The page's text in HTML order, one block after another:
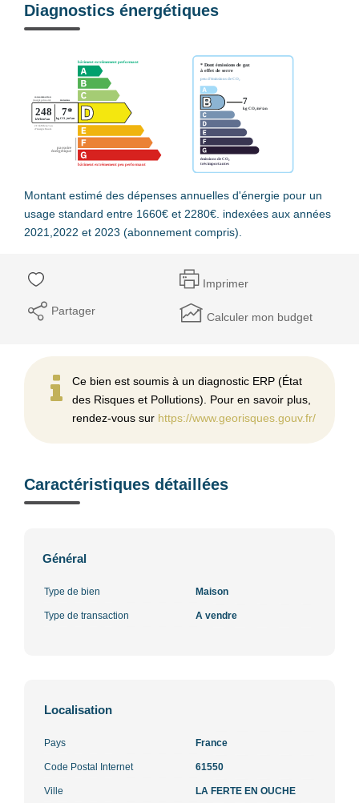
Diagnostics énergétiques
Montant estimé des dépenses annuelles d'énergie pour un
usage standard entre 1660€ et 2280€. indexées aux années
2021,2022 et 2023 (abonnement compris).
Imprimer
Partager Calculer mon budget
Ce bien est soumis à un diagnostic ERP (État
des Risques et Pollutions). Pour en savoir plus,
rendez-vous sur https://www.georisques.gouv.fr/
Caractéristiques détaillées
Général
Type de bien Maison
Type de transaction A vendre
Localisation
Pays France
Code Postal Internet 61550
Ville LA FERTE EN OUCHE